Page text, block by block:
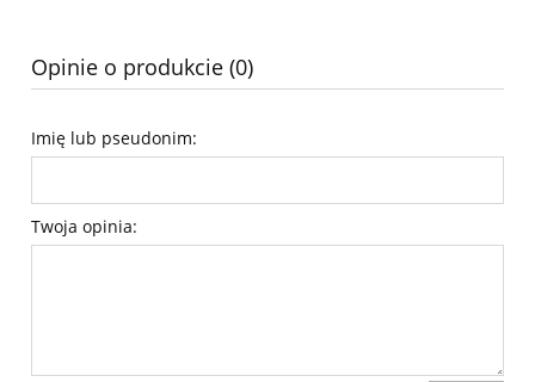
Opinie o produkcie (0)
Imię lub pseudonim:
Twoja opinia: